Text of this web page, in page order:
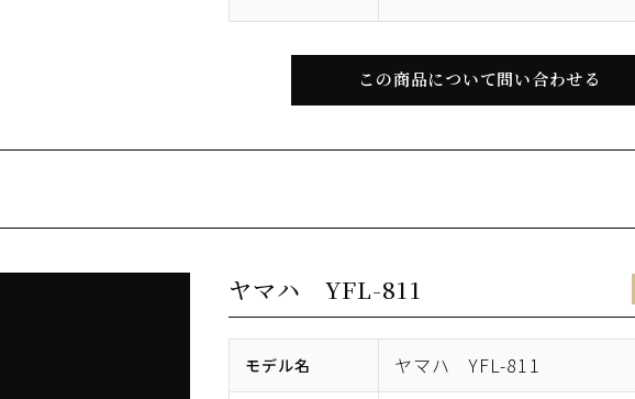
この商品について問い合わせる
ヤマハ YFL-811
モデル名 ヤマハ YFL-811